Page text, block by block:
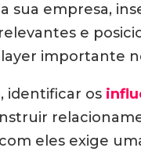
sua empresa,
e
importante
identificar os
eles exige